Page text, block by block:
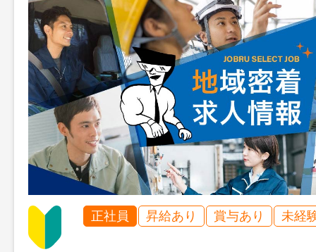
正社員 昇給あり 賞与あり 未経